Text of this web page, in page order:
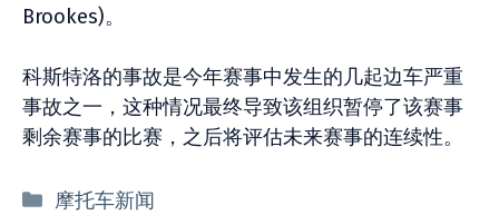
Brookes)。
科斯特洛的事故是今年赛事中发生的几起边车严重
事故之一，这种情况最终导致该组织暂停了该赛事
剩余赛事的比赛，之后将评估未来赛事的连续性。
分
摩托车新闻